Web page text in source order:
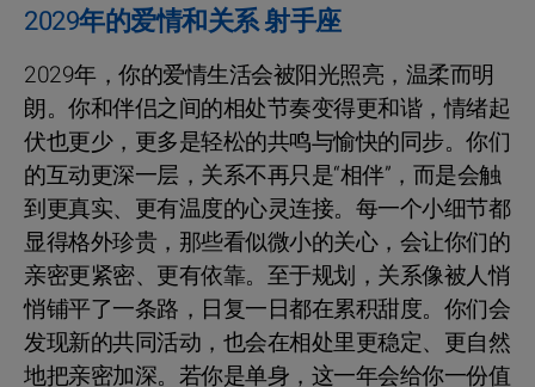
2029年的爱情和关系 射手座
2029年，你的爱情生活会被阳光照亮，温柔而明
朗。你和伴侣之间的相处节奏变得更和谐，情绪起
伏也更少，更多是轻松的共鸣与愉快的同步。你们
的互动更深一层，关系不再只是“相伴”，而是会触
到更真实、更有温度的心灵连接。每一个小细节都
显得格外珍贵，那些看似微小的关心，会让你们的
亲密更紧密、更有依靠。至于规划，关系像被人悄
悄铺平了一条路，日复一日都在累积甜度。你们会
发现新的共同活动，也会在相处里更稳定、更自然
地把亲密加深。若你是单身，这一年会给你一份值